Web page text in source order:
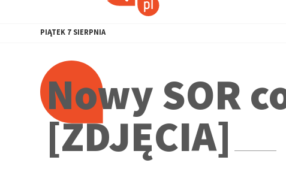
PIĄTEK 7 SIERPNIA
Nowy SOR
[ZDJĘCIA]